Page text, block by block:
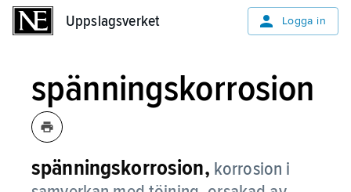
Uppslagsverket Logga in
spänningskorrosion
spänningskorrosion, korrosion i